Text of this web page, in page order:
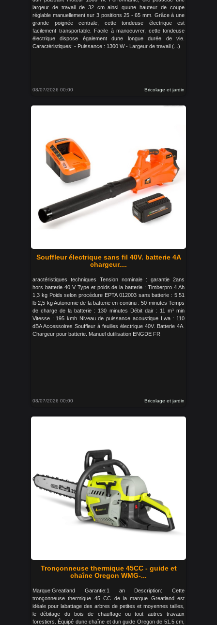
largeur de travail de 32 cm ainsi quune hauteur de coupe
réglable manuellement sur 3 positions 25 - 65 mm. Grâce à une
grande poignée centrale, cette tondeuse électrique est
facilement transportable. Facile à manoeuvrer, cette tondeuse
électrique dispose également dune longue durée de vie.
Caractéristiques: - Puissance : 1300 W - Largeur de travail (...)
08/07/2026 00:00 Bricolage et jardin
Souffleur électrique sans fil 40V. batterie 4A
chargeur....
aractéristiques techniques Tension nominale : garantie 2ans
hors batterie 40 V Type et poids de la batterie : Timberpro 4 Ah
1,3 kg Poids selon procédure EPTA 012003 sans batterie : 5,51
lb 2,5 kg Autonomie de la batterie en continu : 50 minutes Temps
de charge de la batterie : 130 minutes Débit dair : 11 m³ min
Vitesse : 195 kmh Niveau de puissance acoustique Lwa : 110
dBA Accessoires Souffleur à feuilles électrique 40V. Batterie 4A.
Chargeur pour batterie. Manuel dutilisation ENGDE FR
08/07/2026 00:00 Bricolage et jardin
Tronçonneuse thermique 45CC - guide et
chaîne Oregon WMG-...
Marque:Greatland Garantie:1 an Description: Cette
tronçonneuse thermique 45 CC de la marque Greatland est
idéale pour labattage des arbres de petites et moyennes tailles,
le débitage du bois de chauffage ou tout autres travaux
forestiers. Équipé dune chaîne et dun guide Oregon de 51.5 cm,